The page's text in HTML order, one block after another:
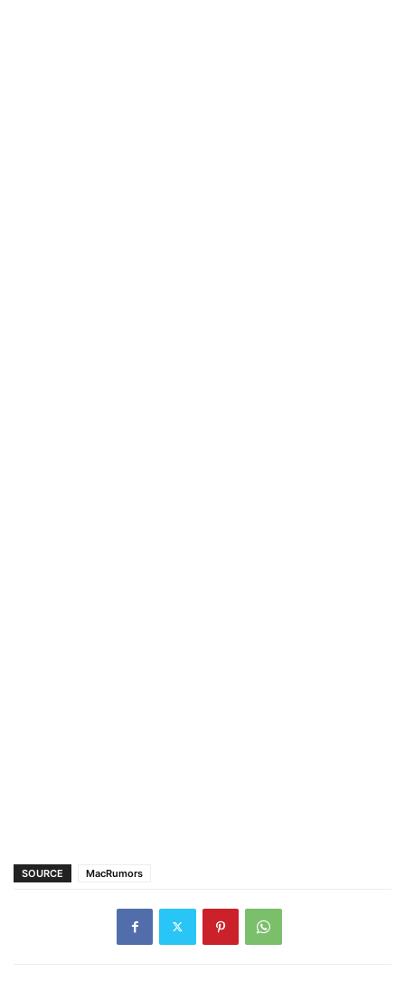
SOURCE MacRumors